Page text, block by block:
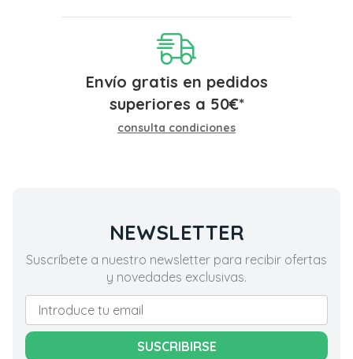
Envío gratis en pedidos
superiores a 50€*
consulta condiciones
NEWSLETTER
Suscríbete a nuestro newsletter para recibir ofertas
y novedades exclusivas.
SUSCRIBIRSE